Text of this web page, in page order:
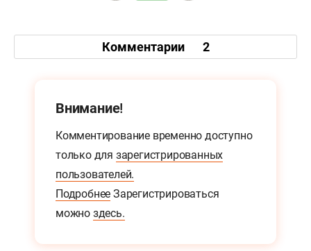
Комментарии 2
Внимание!
Комментирование временно доступно
только для зарегистрированных
пользователей.
Подробнее Зарегистрироваться
можно здесь.